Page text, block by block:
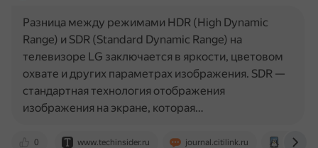
0 www.techinsider.ru journal.citilink.ru webos-
Разница между режимами HDR (High Dynamic
Range) и SDR (Standard Dynamic Range) на
телевизоре LG заключается в яркости, цветовом
охвате и других параметрах изображения. SDR —
стандартная технология отображения
изображения на экране, которая…